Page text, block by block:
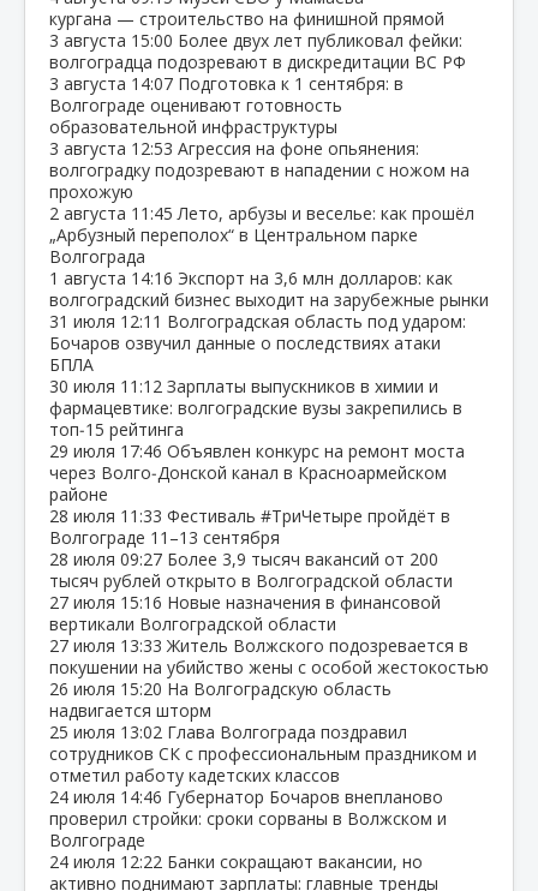
кургана — строительство на финишной прямой
3 августа 15:00 Более двух лет публиковал фейки:
волгоградца подозревают в дискредитации ВС РФ
3 августа 14:07 Подготовка к 1 сентября: в
Волгограде оценивают готовность
образовательной инфраструктуры
3 августа 12:53 Агрессия на фоне опьянения:
волгоградку подозревают в нападении с ножом на
прохожую
2 августа 11:45 Лето, арбузы и веселье: как прошёл
„Арбузный переполох“ в Центральном парке
Волгограда
1 августа 14:16 Экспорт на 3,6 млн долларов: как
волгоградский бизнес выходит на зарубежные рынки
31 июля 12:11 Волгоградская область под ударом:
Бочаров озвучил данные о последствиях атаки
БПЛА
30 июля 11:12 Зарплаты выпускников в химии и
фармацевтике: волгоградские вузы закрепились в
топ‑15 рейтинга
29 июля 17:46 Объявлен конкурс на ремонт моста
через Волго‑Донской канал в Красноармейском
районе
28 июля 11:33 Фестиваль #ТриЧетыре пройдёт в
Волгограде 11–13 сентября
28 июля 09:27 Более 3,9 тысяч вакансий от 200
тысяч рублей открыто в Волгоградской области
27 июля 15:16 Новые назначения в финансовой
вертикали Волгоградской области
27 июля 13:33 Житель Волжского подозревается в
покушении на убийство жены с особой жестокостью
26 июля 15:20 На Волгоградскую область
надвигается шторм
25 июля 13:02 Глава Волгограда поздравил
сотрудников СК с профессиональным праздником и
отметил работу кадетских классов
24 июля 14:46 Губернатор Бочаров внепланово
проверил стройки: сроки сорваны в Волжском и
Волгограде
24 июля 12:22 Банки сокращают вакансии, но
активно поднимают зарплаты: главные тренды